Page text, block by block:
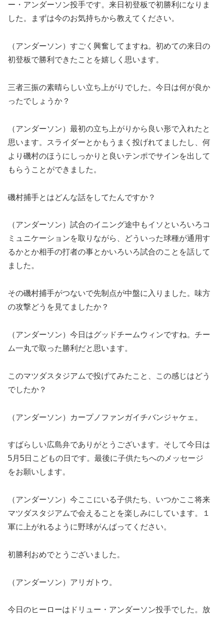
ー・アンダーソン投手です。来日初登板で初勝利になりま
した。まずは今のお気持ちから教えてください。
（アンダーソン）すごく興奮してますね。初めての来日の
初登板で勝利できたことを嬉しく思います。
三者三振の素晴らしい立ち上がりでした。今日は何が良か
ったでしょうか？
（アンダーソン）最初の立ち上がりから良い形で入れたと
思います。スライダーとかもうまく投げれてましたし、何
より磯村のほうにしっかりと良いテンポでサインを出して
もらうことができました。
磯村捕手とはどんな話をしてたんですか？
（アンダーソン）試合のイニング途中もイソといろいろコ
ミュニケーションを取りながら、どういった球種が通用す
るかとか相手の打者の事とかいろいろ試合のことを話して
ました。
その磯村捕手がつないで先制点が中盤に入りました。味方
の攻撃どうを見てましたか？
（アンダーソン）今日はグッドチームウィンですね。チー
ム一丸で取った勝利だと思います。
このマツダスタジアムで投げてみたこと、この感じはどう
でしたか？
（アンダーソン）カープノファンガイチバンジャケェ。
すばらしい広島弁でありがとうございます。そして今日は
5月5日こどもの日です。最後に子供たちへのメッセージ
をお願いします。
（アンダーソン）今ここにいる子供たち、いつかここ将来
マツダスタジアムで会えることを楽しみにしています。１
軍に上がれるように野球がんばってください。
初勝利おめでとうございました。
（アンダーソン）アリガトウ。
今日のヒーローはドリュー・アンダーソン投手でした。放